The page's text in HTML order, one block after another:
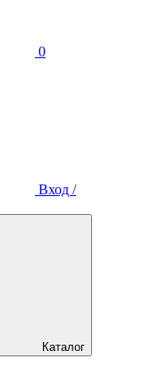
0
Вход /
Каталог